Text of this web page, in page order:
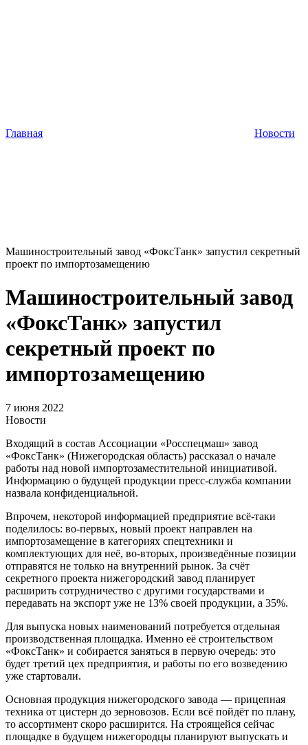
Главная Новости
Машиностроительный завод «ФоксТанк» запустил секретный
проект по импортозамещению
Машиностроительный завод
«ФоксТанк» запустил
секретный проект по
импортозамещению
7 июня 2022
Новости
Входящий в состав Ассоциации «Росспецмаш» завод
«ФоксТанк» (Нижегородская область) рассказал о начале
работы над новой импортозаместительной инициативой.
Информацию о будущей продукции пресс-служба компании
назвала конфиденциальной.
Впрочем, некоторой информацией предприятие всё-таки
поделилось: во-первых, новый проект направлен на
импортозамещение в категориях спецтехники и
комплектующих для неё, во-вторых, произведённые позиции
отправятся не только на внутренний рынок. За счёт
секретного проекта нижегородский завод планирует
расширить сотрудничество с другими государствами и
передавать на экспорт уже не 13% своей продукции, а 35%.
Для выпуска новых наименований потребуется отдельная
производственная площадка. Именно её строительством
«ФоксТанк» и собирается заняться в первую очередь: это
будет третий цех предприятия, и работы по его возведению
уже стартовали.
Основная продукция нижегородского завода — прицепная
техника от цистерн до зерновозов. Если всё пойдёт по плану,
то ассортимент скоро расширится. На строящейся сейчас
площадке в будущем нижегородцы планируют выпускать и